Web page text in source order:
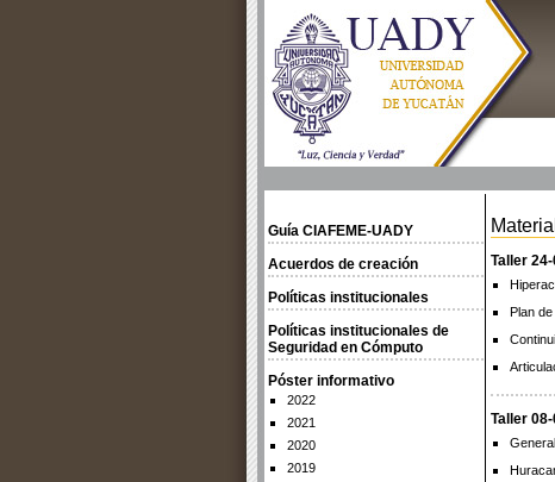
Guía CIAFEME-UADY
Acuerdos de creación
Políticas institucionales
Políticas institucionales de
Seguridad en Cómputo
Póster informativo
2022
2021
2020
2019
Taller
Plan
Taller